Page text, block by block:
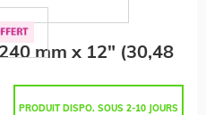
mm x 12" (30,48
PRODUIT DISPO. SOUS 2-10 JOURS